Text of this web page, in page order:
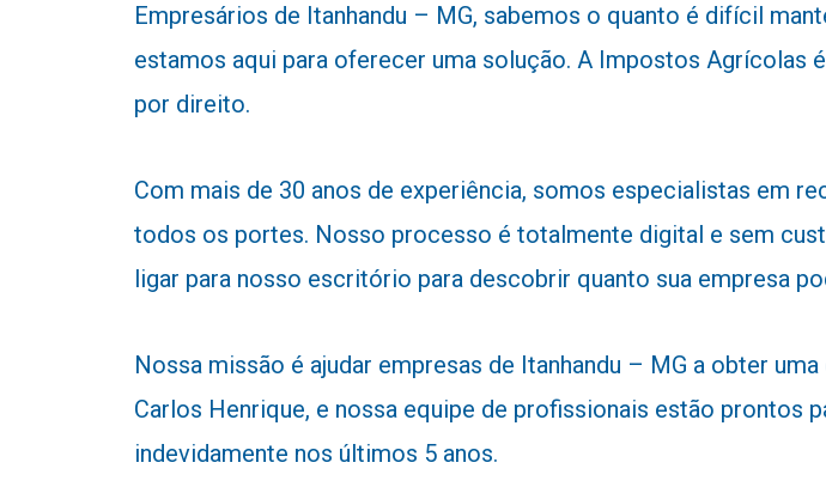
Empresários de Itanhandu – MG, sabemos o quanto é difícil
estamos aqui para oferecer uma solução. A Impostos Agrícolas
por direito.
Com mais de 30 anos de experiência, somos especialistas em
todos os portes. Nosso processo é totalmente digital e sem
ligar para nosso escritório para descobrir quanto sua empresa
Nossa missão é ajudar empresas de Itanhandu – MG a obter
Carlos Henrique, e nossa equipe de profissionais estão prontos
indevidamente nos últimos 5 anos.